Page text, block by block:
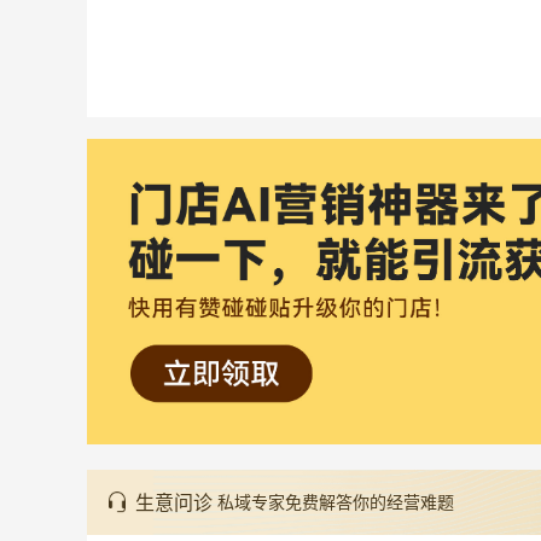
生意问诊 私域专家免费解答你的经营难题